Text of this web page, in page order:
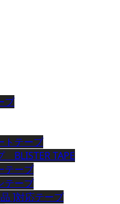
プ
トテープ
BLISTER TAPE
テープ
テープ
]対応テープ